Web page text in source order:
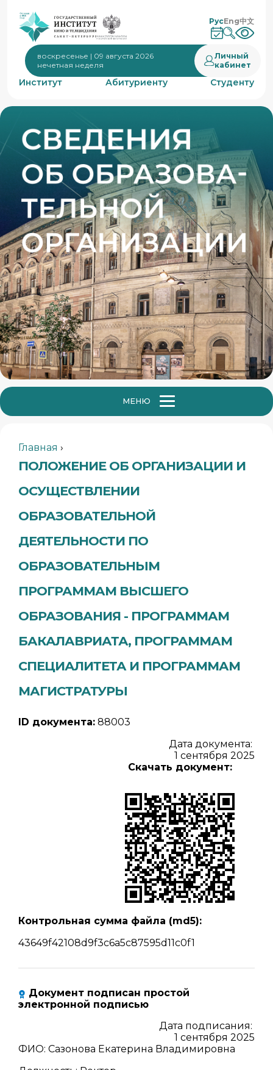
РусEng中文
воскресенье | 09 августа 2026
нечетная неделя
Личный
кабинет
Институт Абитуриенту Студенту
МЕНЮ
Главная ›
ПОЛОЖЕНИЕ ОБ ОРГАНИЗАЦИИ И
ОСУЩЕСТВЛЕНИИ
ОБРАЗОВАТЕЛЬНОЙ
ДЕЯТЕЛЬНОСТИ ПО
ОБРАЗОВАТЕЛЬНЫМ
ПРОГРАММАМ ВЫСШЕГО
ОБРАЗОВАНИЯ - ПРОГРАММАМ
БАКАЛАВРИАТА, ПРОГРАММАМ
СПЕЦИАЛИТЕТА И ПРОГРАММАМ
МАГИСТРАТУРЫ
ID документа: 88003
Дата документа:
1 сентября 2025
Скачать документ:
Контрольная сумма файла (md5):
43649f42108d9f3c6a5c87595d11c0f1
Документ подписан простой
электронной подписью
Дата подписания:
1 сентября 2025
ФИО: Сазонова Екатерина Владимировна